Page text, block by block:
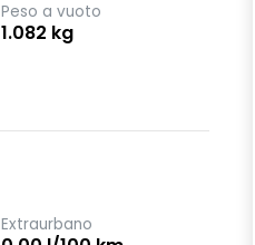
Peso a vuoto
1.082 kg
Extraurbano